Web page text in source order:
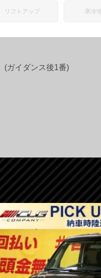
リフトアップ 寒冷
(ガイダンス後1番)